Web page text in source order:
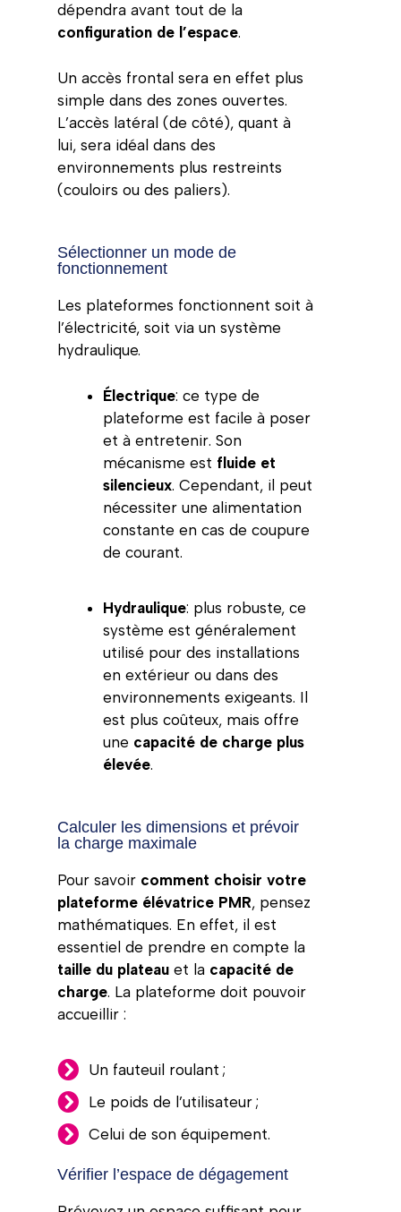
dépendra avant tout de la
configuration de l’espace.
Un accès frontal sera en effet plus
simple dans des zones ouvertes.
L’accès latéral (de côté), quant à
lui, sera idéal dans des
environnements plus restreints
(couloirs ou des paliers).
Sélectionner un mode de
fonctionnement
Les plateformes fonctionnent soit à
l’électricité, soit via un système
hydraulique.
Électrique: ce type de
plateforme est facile à poser
et à entretenir. Son
mécanisme est fluide et
silencieux. Cependant, il peut
nécessiter une alimentation
constante en cas de coupure
de courant.
Hydraulique: plus robuste, ce
système est généralement
utilisé pour des installations
en extérieur ou dans des
environnements exigeants. Il
est plus coûteux, mais offre
une capacité de charge plus
élevée.
Calculer les dimensions et prévoir
la charge maximale
Pour savoir comment choisir votre
plateforme élévatrice PMR, pensez
mathématiques. En effet, il est
essentiel de prendre en compte la
taille du plateauet la capacité de
charge. La plateforme doit pouvoir
accueillir :
Un fauteuil roulant ;
Le poids de l’utilisateur ;
Celui de son équipement.
Vérifier l’espace de dégagement